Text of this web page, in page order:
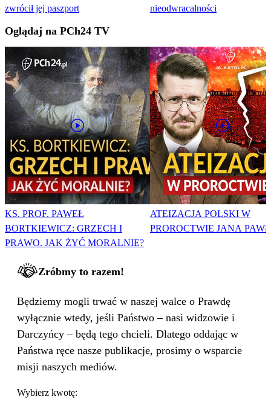
zwrócił jej paszport
nieodwracalności
Oglądaj na PCh24 TV
KS. PROF. PAWEŁ
BORTKIEWICZ: GRZECH I
PRAWO. JAK ŻYĆ MORALNIE?
ATEIZACJA POLSKI W
PROROCTWIE JANA
Zróbmy to razem!
Będziemy mogli trwać w naszej walce o Prawdę
wyłącznie wtedy, jeśli Państwo – nasi widzowie i
Darczyńcy – będą tego chcieli. Dlatego oddając w
Państwa ręce nasze publikacje, prosimy o wsparcie
misji naszych mediów.
Wybierz kwotę: